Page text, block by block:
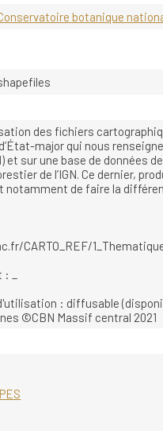
botanique
des fichiers
major qui nous
et sur une base de données
de l’IGN. Ce dernier,
notamment de faire la
CARTO_REF/
_
: diffusable
©CBN Massif central 2021